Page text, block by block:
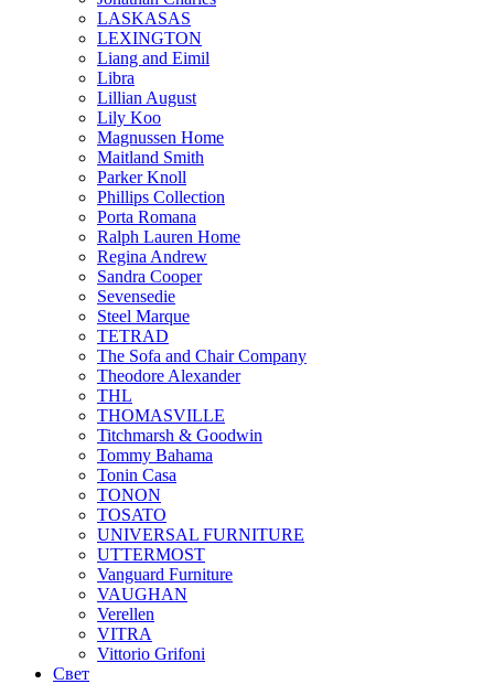
LASKASAS
LEXINGTON
Liang and Eimil
Libra
Lillian August
Lily Koo
Magnussen Home
Maitland Smith
Parker Knoll
Phillips Collection
Porta Romana
Ralph Lauren Home
Regina Andrew
Sandra Cooper
Sevensedie
Steel Marque
TETRAD
The Sofa and Chair Company
Theodore Alexander
THL
THOMASVILLE
Titchmarsh & Goodwin
Tommy Bahama
Tonin Casa
TONON
TOSATO
UNIVERSAL FURNITURE
UTTERMOST
Vanguard Furniture
VAUGHAN
Verellen
VITRA
Vittorio Grifoni
Свет